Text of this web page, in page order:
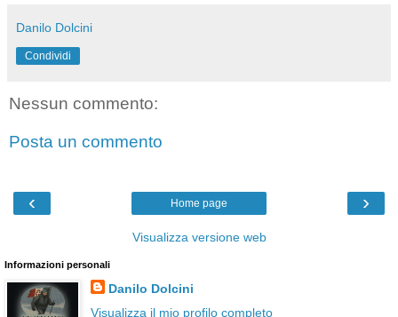
Danilo Dolcini
Condividi
Nessun commento:
Posta un commento
‹ ›
Home page
Visualizza versione web
Informazioni personali
Danilo Dolcini
Visualizza il mio profilo completo